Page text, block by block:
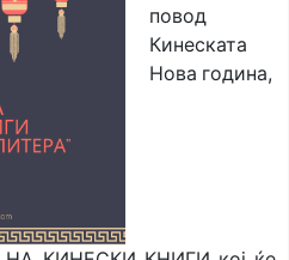
повод
Кинеската
Нова година,